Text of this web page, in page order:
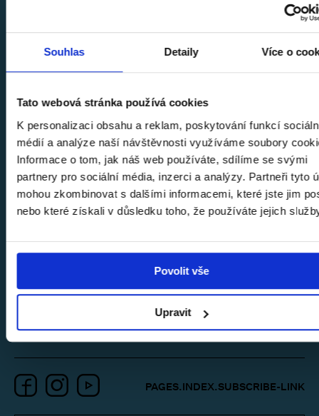
Souhlas Detaily Více o
Tato webová stránka používá cookies
K personalizaci obsahu a reklam, poskytování funkcí
médií a analýze naší návštěvnosti využíváme soubory
Informace o tom, jak náš web používáte, sdílíme se svými
partnery pro sociální média, inzerci a analýzy. Partneři tyto
mohou zkombinovat s dalšími informacemi, které jste jim
nebo které získali v důsledku toho, že používáte jejich
Povolit vše
Upravit
díla. Patří mezi ně Jakub Špaňhel, Alena
Kotzmannová, Jan Vytiska, Paulina Skavová či Karel
Ve spolupráci s:Komerční banka,Sport in Art
Kurátor: Anna Strnadlová
Odborná spolupráce: Petra Kolářová, Olga Kotková,
Blanka Kubíková, Michal Novotný, Petr Volf
pages.event-
detail.partners.title
Facebook
Instagram
YouTubePAGES.INDEX.SUBSCRIBE-LINK